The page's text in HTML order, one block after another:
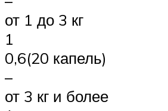
от 1 до 3 кг
1
0,6(20 капель)
–
от 3 кг и более